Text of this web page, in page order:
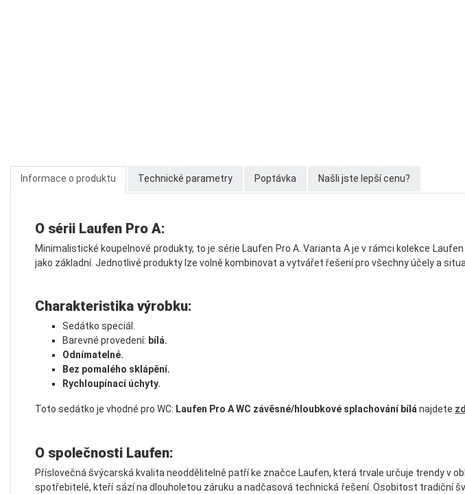
Informace o produktu Technické parametry Poptávka Našli jste lepší cenu?
O sérii Laufen Pro A:
Minimalistické koupelnové produkty, to je série Laufen Pro A. Varianta A je v rámci kolekce
jako základní. Jednotlivé produkty lze volně kombinovat a vytvářet řešení pro všechny účely a
Charakteristika výrobku:
Sedátko speciál.
Barevné provedení: bílá.
Odnímatelné.
Bez pomalého sklápění.
Rychloupínací úchyty.
Toto sedátko je vhodné pro WC: Laufen Pro A WC závěsné/hloubkové splachování bílánajdete
O společnosti Laufen:
Příslovečná švýcarská kvalita neoddělitelně patří ke značce Laufen, která trvale určuje trendy v
spotřebitelé, kteří sází na dlouhole­tou záruku a nadčasová technická řešení. Osobitost tradiční